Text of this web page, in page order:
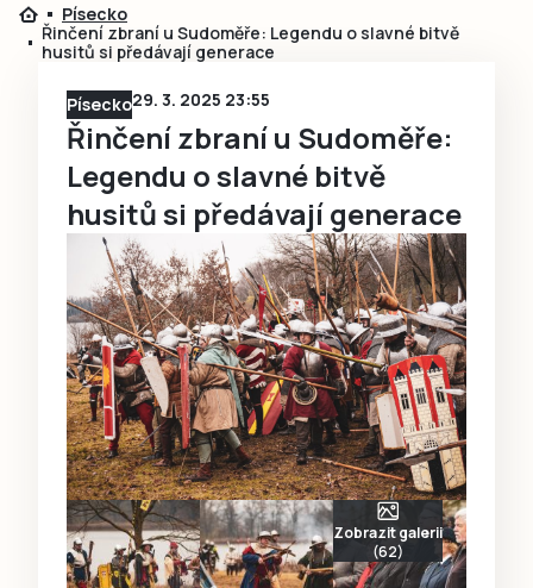
Ještě nemám účet, chci se
Písecko
Řinčení zbraní u Sudoměře: Legendu o slavné bitvě
husitů si předávají generace
Písecko29. 3. 2025 23:55
Řinčení zbraní u Sudoměře:
Legendu o slavné bitvě
husitů si předávají generace
Zobrazit galerii
(62)